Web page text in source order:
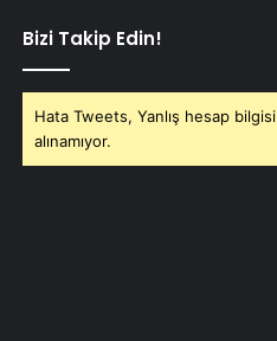
Bizi Takip Edin!
Hata Tweets, Yanlış hesap bilgisi
alınamıyor.